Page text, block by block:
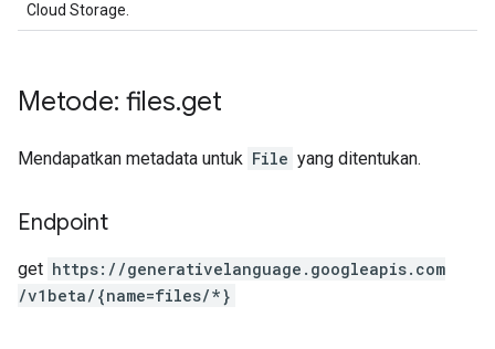
Cloud Storage.
Metode: files.get
Mendapatkan metadata untuk File yang ditentukan.
Endpoint
get https: / /generativelanguage.googleapis.com
/v1beta/{name=files/*}